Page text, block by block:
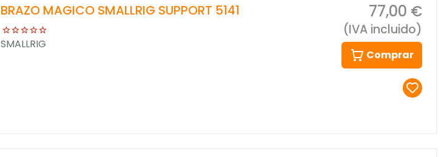
BRAZO MAGICO SMALLRIG SUPPORT 5141
SMALLRIG
77,00 €
(IVA incluido)
Comprar